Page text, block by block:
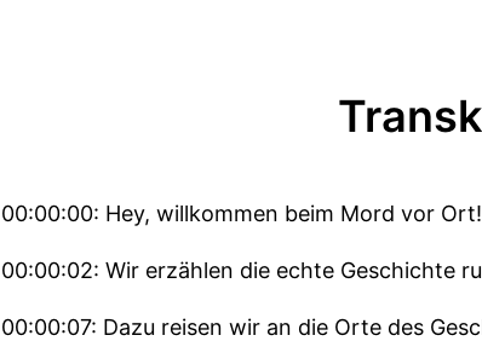
00:00:00: Hey, willkommen beim Mord vor Ort!
00:00:02: Wir erzählen die echte Geschichte
00:00:07: Dazu reisen wir an die Orte des